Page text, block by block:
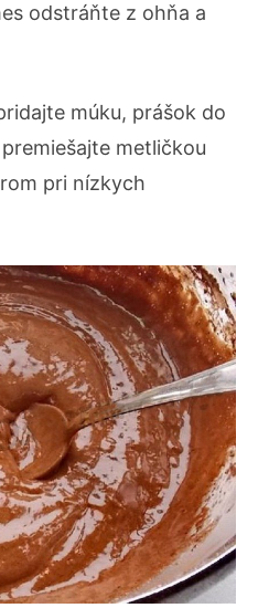
odstráňte z ohňa a
múku, prášok do
metličkou
pri nízkych